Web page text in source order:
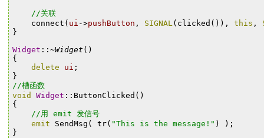
//关联
connect ( ui ->pushButton , SIGNAL ( clicked ()), this ,
}
Widget ::~Widget ()
{
delete
ui ;
}
//槽函数
void
Widget :: ButtonClicked ()
{
//用 emit
发信号
emit
SendMsg ( tr( "This is the message!" )
);
}